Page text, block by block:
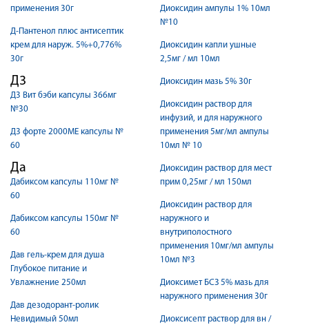
применения 30г
Д-Пантенол плюс антисептик
крем для наруж. 5%+0,776%
30г
Д3
Д3 Вит бэби капсулы 366мг
№30
Д3 форте 2000МЕ капсулы №
60
Да
Дабиксом капсулы 110мг №
60
Дабиксом капсулы 150мг №
60
Дав гель-крем для душа
Глубокое питание и
Увлажнение 250мл
Дав дезодорант-ролик
Невидимый 50мл
Диоксидин ампулы 1% 10мл
№10
Диоксидин капли ушные
2,5мг / мл 10мл
Диоксидин мазь 5% 30г
Диоксидин раствор для
инфузий, и для наружного
применения 5мг/мл ампулы
10мл № 10
Диоксидин раствор для мест
прим 0,25мг / мл 150мл
Диоксидин раствор для
наружного и
внутриполостного
применения 10мг/мл ампулы
10мл №3
Диоксимет БСЗ 5% мазь для
наружного применения 30г
Диоксисепт раствор для вн /